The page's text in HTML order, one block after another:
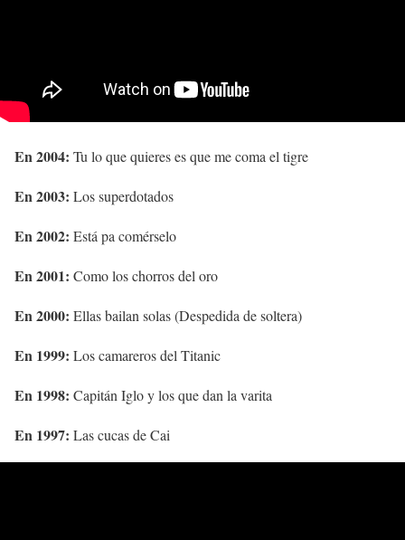
En 2004: Tu lo que quieres es que me coma el tigre
En 2003: Los superdotados
En 2002: Está pa comérselo
En 2001: Como los chorros del oro
En 2000: Ellas bailan solas (Despedida de soltera)
En 1999: Los camareros del Titanic
En 1998: Capitán Iglo y los que dan la varita
En 1997: Las cucas de Cai